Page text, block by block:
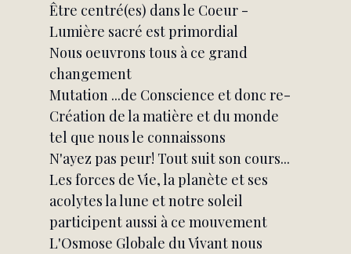
Être centré(es) dans le Coeur -
Lumière sacré est primordial
Nous oeuvrons tous à ce grand
changement
Mutation ...de Conscience et donc re-
Création de la matière et du monde
tel que nous le connaissons
N'ayez pas peur! Tout suit son cours...
Les forces de Vie, la planète et ses
acolytes la lune et notre soleil
participent aussi à ce mouvement
L'Osmose Globale du Vivant nous